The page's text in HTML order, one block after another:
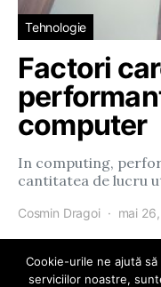
Tehnologie
Factori
computer
In computing,
cantitatea de lucru
Cosmin Dragoi mai
Cookie-urile ne ajută
serviciilor noastre,